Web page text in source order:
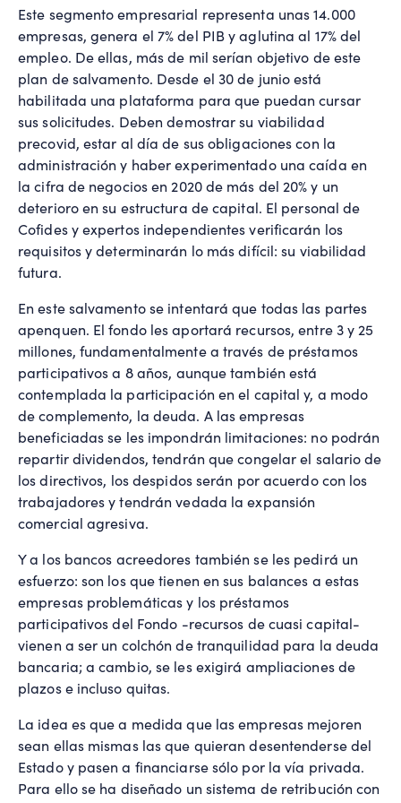
Este segmento empresarial representa unas 14.000
empresas, genera el 7% del PIB y aglutina al 17% del
empleo. De ellas, más de mil serían objetivo de este
plan de salvamento. Desde el 30 de junio está
habilitada una plataforma para que puedan cursar
sus solicitudes. Deben demostrar su viabilidad
precovid, estar al día de sus obligaciones con la
administración y haber experimentado una caída en
la cifra de negocios en 2020 de más del 20% y un
deterioro en su estructura de capital. El personal de
Cofides y expertos independientes verificarán los
requisitos y determinarán lo más difícil: su viabilidad
futura.
En este salvamento se intentará que todas las partes
apenquen. El fondo les aportará recursos, entre 3 y 25
millones, fundamentalmente a través de préstamos
participativos a 8 años, aunque también está
contemplada la participación en el capital y, a modo
de complemento, la deuda. A las empresas
beneficiadas se les impondrán limitaciones: no podrán
repartir dividendos, tendrán que congelar el salario de
los directivos, los despidos serán por acuerdo con los
trabajadores y tendrán vedada la expansión
comercial agresiva.
Y a los bancos acreedores también se les pedirá un
esfuerzo: son los que tienen en sus balances a estas
empresas problemáticas y los préstamos
participativos del Fondo -recursos de cuasi capital-
vienen a ser un colchón de tranquilidad para la deuda
bancaria; a cambio, se les exigirá ampliaciones de
plazos e incluso quitas.
La idea es que a medida que las empresas mejoren
sean ellas mismas las que quieran desentenderse del
Estado y pasen a financiarse sólo por la vía privada.
Para ello se ha diseñado un sistema de retribución con